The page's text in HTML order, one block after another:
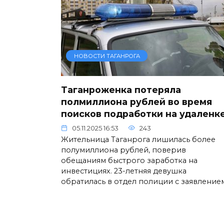
НОВОСТИ ТАГАНРОГА
Таганроженка потеряла
полмиллиона рублей во время
поисков подработки на
05.11.2025 16:53 243
Жительница Таганрога лишилась более
полумиллиона рублей, поверив
обещаниям быстрого заработка на
инвестициях. 23-летняя девушка
обратилась в отдел полиции с